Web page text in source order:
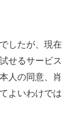
したが、現在
せるサービス
人の同意、肖
よいわけでは